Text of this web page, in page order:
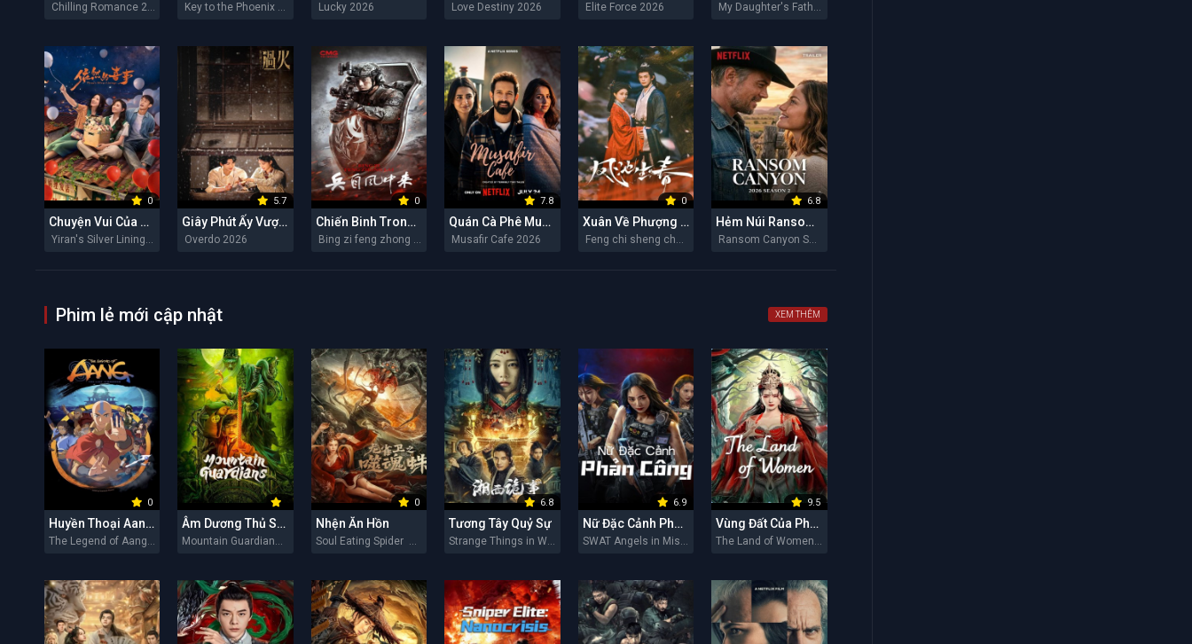
Chilling Romance 2026 Key to the Phoenix Heart 2026 Lucky 2026 Love Destiny 2026 Elite Force 2026 My Daughter's Father 2026
0
Chuyện Vui Của Y Nhiên
5.7
Giây Phút Ấy Vượt Giới Hạn
Overdo 2026
0
Chiến Binh Trong Gió
7.8
Quán Cà Phê Musafir
Musafir Cafe 2026
0
Xuân Về Phượng Trì
6.8
Hẻm Núi Ransom (Mùa 2)
Phim lẻ mới cập nhật XEM THÊM
0
Huyền Thoại Aang: Tiết Khí Sư Cuối Cùng
The Legend of Aang: The Last Airbender 2026
Âm Dương Thủ Sơn Nhân
Mountain Guardians 2026
0
Nhện Ăn Hồn
Soul Eating Spider 2026
6.8
Tương Tây Quỷ Sự
Strange Things in Western Hunan 2026
6.9
Nữ Đặc Cảnh Phản Công
SWAT Angels in Mission 2026
9.5
Vùng Đất Của Phụ Nữ
The Land of Women 2026